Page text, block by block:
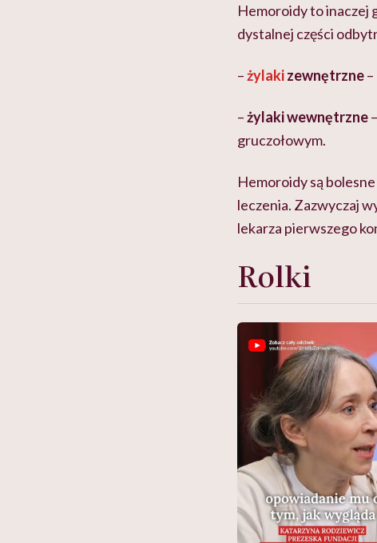
Hemoroidy to inaczej
dystalnej części
–żylakizewnętrzne
–żylaki wewnętrzne
gruczołowym.
Hemoroidy są
leczenia. Zazwyczaj
lekarza pierwszego
Rolki